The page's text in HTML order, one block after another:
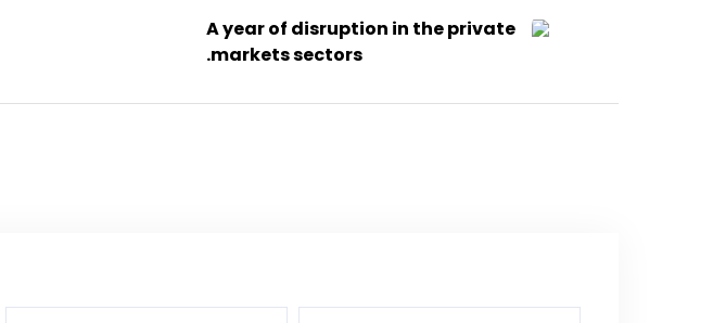
A year of disruption in the private
markets sectors.